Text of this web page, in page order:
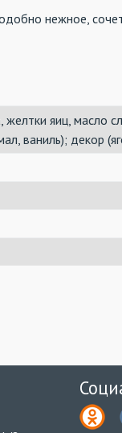
нежное,
яиц, масло
ваниль); декор